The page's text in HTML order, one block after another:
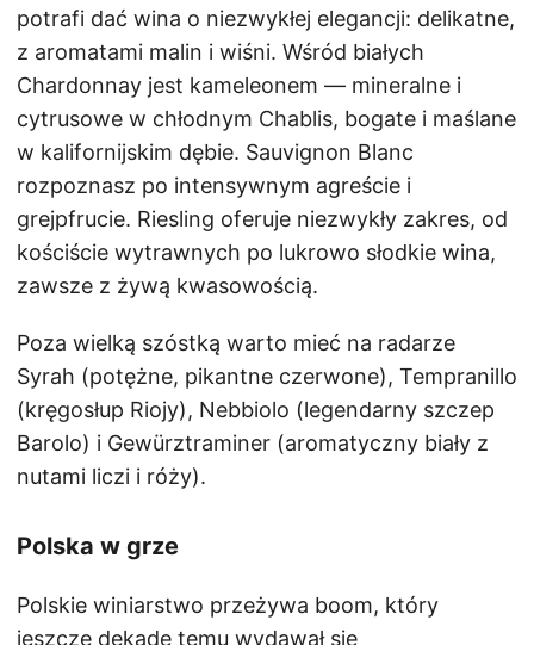
potrafi dać wina o niezwykłej elegancji: delikatne,
z aromatami malin i wiśni. Wśród białych
Chardonnay jest kameleonem — mineralne i
cytrusowe w chłodnym Chablis, bogate i maślane
w kalifornijskim dębie. Sauvignon Blanc
rozpoznasz po intensywnym agreście i
grejpfrucie. Riesling oferuje niezwykły zakres, od
kościście wytrawnych po lukrowo słodkie wina,
zawsze z żywą kwasowością.
Poza wielką szóstką warto mieć na radarze
Syrah (potężne, pikantne czerwone), Tempranillo
(kręgosłup Riojy), Nebbiolo (legendarny szczep
Barolo) i Gewürztraminer (aromatyczny biały z
nutami liczi i róży).
Polska w grze
Polskie winiarstwo przeżywa boom, który
jeszcze dekadę temu wydawał się